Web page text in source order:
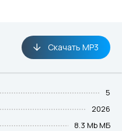
Скачать MP3
5
2026
8.3 Mb МБ